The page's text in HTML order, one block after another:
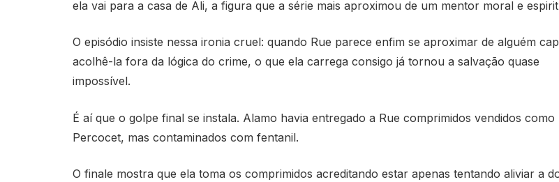
ela vai para a casa de Ali, a figura que a série mais aproximou de um mentor moral e
O episódio insiste nessa ironia cruel: quando Rue parece enfim se aproximar de alguém
acolhê-la fora da lógica do crime, o que ela carrega consigo já tornou a salvação quase
impossível.
É aí que o golpe final se instala. Alamo havia entregado a Rue comprimidos vendidos como
Percocet, mas contaminados com fentanil.
O finale mostra que ela toma os comprimidos acreditando estar apenas tentando aliviar a